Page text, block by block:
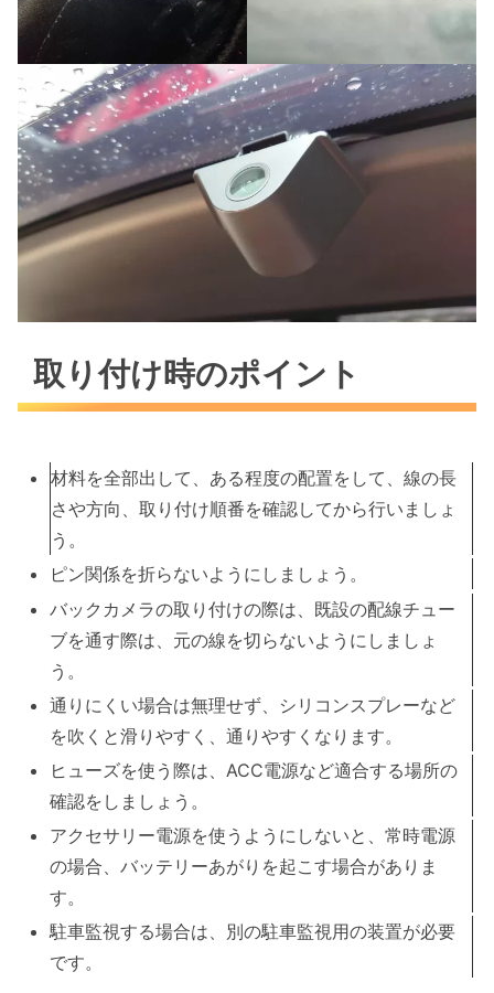
取り付け時のポイント
材料を全部出して、ある程度の配置をして、線の長
さや方向、取り付け順番を確認してから行いましょ
う。
ピン関係を折らないようにしましょう。
バックカメラの取り付けの際は、既設の配線チュー
ブを通す際は、元の線を切らないようにしましょ
う。
通りにくい場合は無理せず、シリコンスプレーなど
を吹くと滑りやすく、通りやすくなります。
ヒューズを使う際は、ACC電源など適合する場所の
確認をしましょう。
アクセサリー電源を使うようにしないと、常時電源
の場合、バッテリーあがりを起こす場合がありま
す。
駐車監視する場合は、別の駐車監視用の装置が必要
です。